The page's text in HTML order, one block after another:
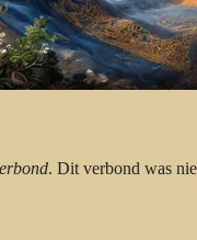
. Dit verbond was